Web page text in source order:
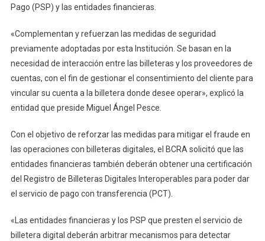
Pago (PSP) y las entidades financieras.
«Complementan y refuerzan las medidas de seguridad
previamente adoptadas por esta Institución. Se basan en la
necesidad de interacción entre las billeteras y los proveedores de
cuentas, con el fin de gestionar el consentimiento del cliente para
vincular su cuenta a la billetera donde desee operar», explicó la
entidad que preside Miguel Ángel Pesce.
Con el objetivo de reforzar las medidas para mitigar el fraude en
las operaciones con billeteras digitales, el BCRA solicitó que las
entidades financieras también deberán obtener una certificación
del Registro de Billeteras Digitales Interoperables para poder dar
el servicio de pago con transferencia (PCT).
«Las entidades financieras y los PSP que presten el servicio de
billetera digital deberán arbitrar mecanismos para detectar